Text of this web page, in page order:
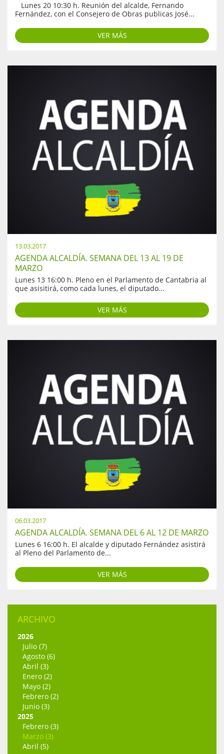
Lunes 20 10:30 h. Reunión del alcalde, Fernando
Fernández, con el Consejero de Obras publicas José...
VER MÁS
13.03.2017
AGENDA ALCALDÍA. SEMANA DEL 13 AL 19 DE
MARZO
Lunes 13 16:00 h. Pleno en el Parlamento de Cantabria al
que asisitirá, como cada lunes, el diputado...
VER MÁS
06.03.2017
AGENDA ALCALDÍA. SEMANA DEL 6 AL 12 DE MARZO
Lunes 6 16:00 h. El alcalde y diputado Fernández asistirá
al Pleno del Parlamento de...
VER MÁS
ARCHIVO
2026
Julio (7)
Agosto (6)
Abril (3)
Enero (2)
Mayo (2)
Febrero (2)
Junio (3)
2025
Febrero (3)
Marzo (3)
Abril (5)